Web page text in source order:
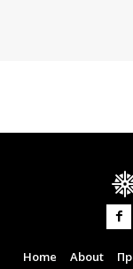
Home About